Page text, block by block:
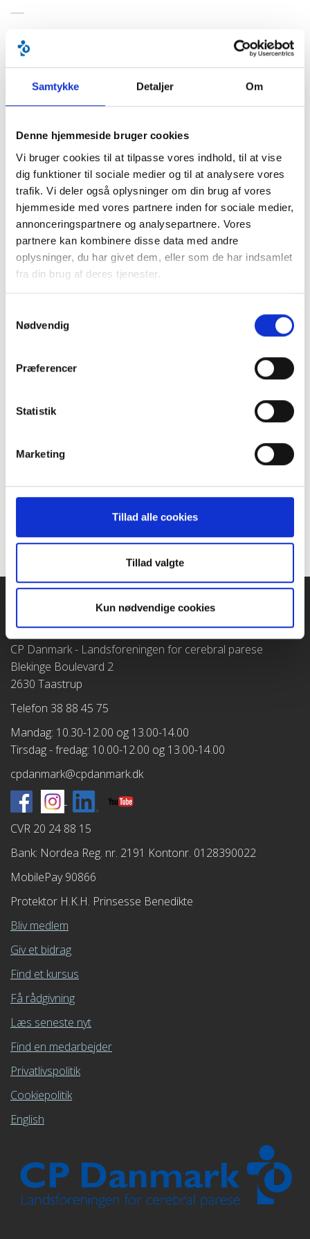
Samtykke Detaljer Om
Denne hjemmeside bruger cookies
Vi bruger cookies til at tilpasse vores indhold, til at vise
dig funktioner til sociale medier og til at analysere vores
trafik. Vi deler også oplysninger om din brug af vores
hjemmeside med vores partnere inden for sociale medier,
annonceringspartnere og analysepartnere. Vores
partnere kan kombinere disse data med andre
oplysninger, du har givet dem, eller som de har indsamlet
fra din brug af deres tjenester.
Nødvendig
Præferencer
Statistik
Marketing
Tillad alle cookies
Tillad valgte
Kun nødvendige cookies
Sidst opdateret:
BLIV MEDLEM ›
KURSER & ARRANGEMENTER ›
KREDSE
Storkøbenhavn ›
Nordsjælland ›
Roskilde
Nordvestsjælland ›
Sydvestjylland ›
Vestjylland ›
Østjylland ›
Nordjylland ›
DANMARK
CP Danmark - Landsforeningen for cerebral parese
Blekinge Boulevard 2
2630 Taastrup
Telefon 38 88 45 75
Mandag: 10.30-12.00 og 13.00-14.00
Tirsdag - fredag: 10.00-12.00 og 13.00-14.00
cpdanmark@cpdanmark.dk
CVR 20 24 88 15
Bank: Nordea Reg. nr. 2191 Kontonr. 0128390022
MobilePay 90866
Protektor H.K.H. Prinsesse Benedikte
Bliv medlem
Giv et bidrag
Find et kursus
Få rådgivning
Læs seneste nyt
Find en medarbejder
Privatlivspolitik
Cookiepolitik
English